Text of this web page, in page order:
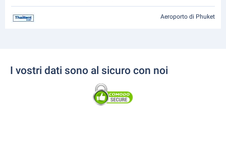
Aeroporto di Phuket
I vostri dati sono al sicuro con noi